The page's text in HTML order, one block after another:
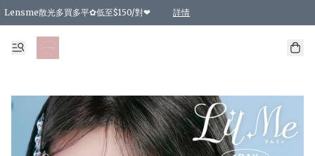
Lensme散光多買多平✿低至$150/對❤ 詳情
台灣Karacon⁩✧日拋 特價清貨❁⃘
日本韓國多款日/月拋現貨☼ 特價❤︎數量有限 售完即止
🇰🇷韓國多款月拋現貨 特價兩對$99✿數量有限 售完即止♫
精選商品，任選買2件或以上9 折；買4件或以上85 折；買6件或以上8 折
精選商品，任選買2件HKD 140.00；買4件HKD 260.00
精選商品，任選買2件HKD 190.00；買4件HKD 360.00
精選商品，任選買2件HKD 110.00；買4件HKD 180.00
精選商品，任選買2件HKD 170.00；買4件HKD 320.00
精選商品，任選買2件或以上減HKD 148.00
精選商品，任選買2件或以上減HKD 148.00
精選商品，任選買2件或以上95 折；買4件或以上9 折；買6件或以上85 折；買8件
精選商品，任選買12件或以上87 折
精選商品，任選買2件或以上減HKD 16.00；買4件或以上減HKD 32.00；買6
精選商品，任選買2件或以上95 折；買4件或以上9 折；買8件或以上85 折；買12
購物滿 HKD 800.00即享免運費優惠！（適用於 特定的送貨方式 )